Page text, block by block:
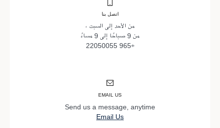
اتصل بنا
من الأحد إلى السبت ،
من 9 صباحًا إلى 9 مساءً
+965 22050055
EMAIL US
Send us a message, anytime
Email Us